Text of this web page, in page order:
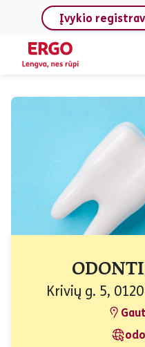
Įvykio
Krivių g. 5,